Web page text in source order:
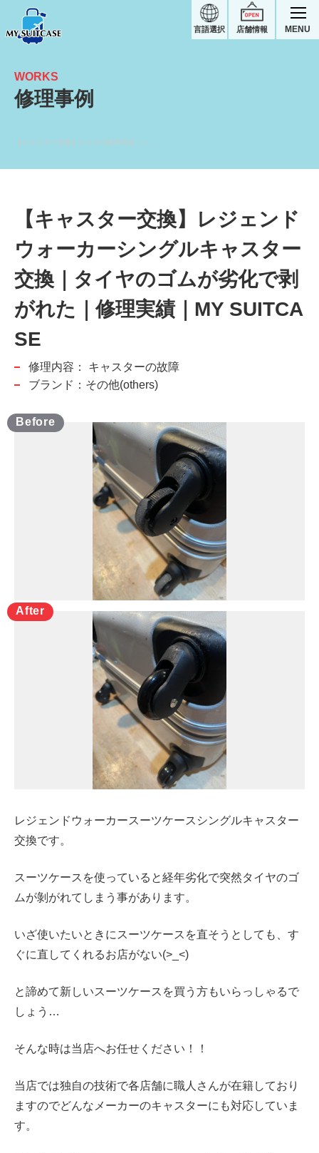
店舗情報
言語選択 MENU
WORKS
修理事例
【キャスター交換】レジェンド
ウォーカーシングルキャスター
交換｜タイヤのゴムが劣化で剥
がれた｜修理実績｜MY SUITCA
SE
修理内容：
キャスターの故障
ブランド：その他(others)
レジェンドウォーカースーツケースシングルキャスター
交換です。
スーツケースを使っていると経年劣化で突然タイヤのゴ
ムが剝がれてしまう事があります。
いざ使いたいときにスーツケースを直そうとしても、す
ぐに直してくれるお店がない(>_<)
と諦めて新しいスーツケースを買う方もいらっしゃるで
しょう…
そんな時は当店へお任せください！！
当店では独自の技術で各店舗に職人さんが在籍しており
ますのでどんなメーカーのキャスターにも対応していま
す。